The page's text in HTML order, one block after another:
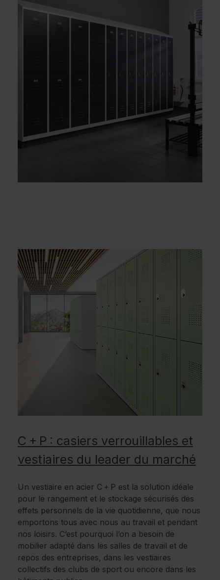
C + P : casiers verrouillables et
vestiaires du leader du marché
Un vestiaire en acier C + P est la solution idéale
pour le rangement et le stockage sécurisés des
effets personnels de la vie quotidienne, que nous
emportons tous avec nous au travail et pendant
nos loisirs. C’est pourquoi l’on a besoin de
mobilier adapté dans les salles de travail et de
repos des entreprises, dans les vestiaires
collectifs des clubs de sport ou encore dans les